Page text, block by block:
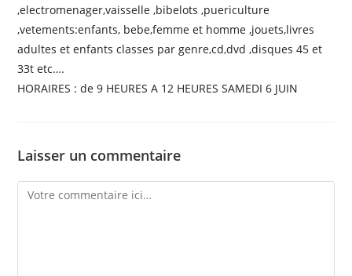
,electromenager,vaisselle ,bibelots ,puericulture
,vetements:enfants, bebe,femme et homme ,jouets,livres
adultes et enfants classes par genre,cd,dvd ,disques 45 et
33t etc….
HORAIRES : de 9 HEURES A 12 HEURES SAMEDI 6 JUIN
Laisser un commentaire